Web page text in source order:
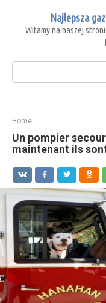
content
Najlepsza
Witamy na naszej
Search:
Home
Un pompier
maintenant ils